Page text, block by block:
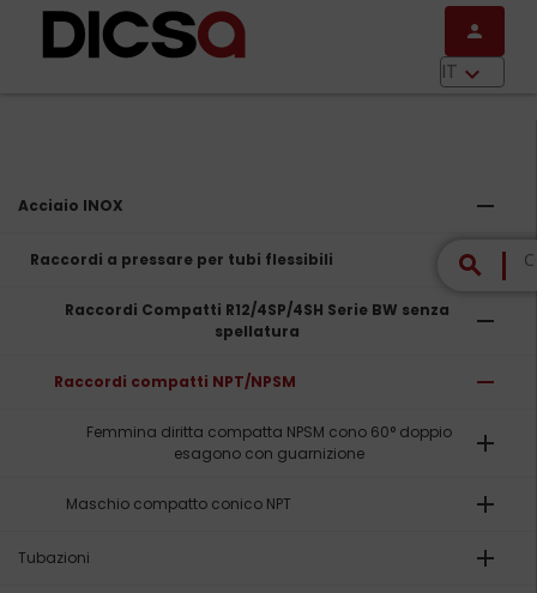
Salta al contenuto principale
person
IT keyboard_arrow_down
search
Acciaio INOX remove
Raccordi a pressare per tubi flessibili remove
Raccordi Compatti R12/4SP/4SH Serie BW senza
spellatura
remove
Raccordi compatti NPT/NPSM remove
Femmina diritta compatta NPSM cono 60° doppio
esagono con guarnizione
add
Maschio compatto conico NPT add
Tubazioni add